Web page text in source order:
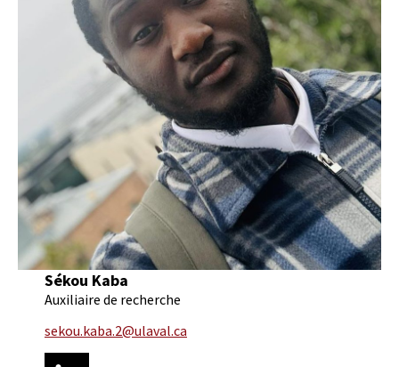
Sékou Kaba
Auxiliaire de recherche
sekou.kaba.2@ulaval.ca